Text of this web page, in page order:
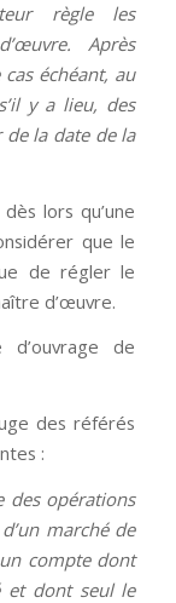
règle les
Après
échéant, au
y a lieu, des
la date de la
lors qu’une
que le
de régler le
d’œuvre.
d’ouvrage de
des référés
:
des opérations
marché de
compte dont
et dont seul le